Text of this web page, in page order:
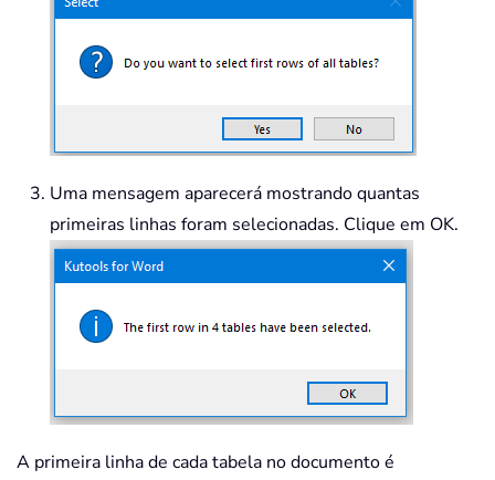
Uma mensagem aparecerá mostrando quantas
primeiras linhas foram selecionadas. Clique em OK.
A primeira linha de cada tabela no documento é